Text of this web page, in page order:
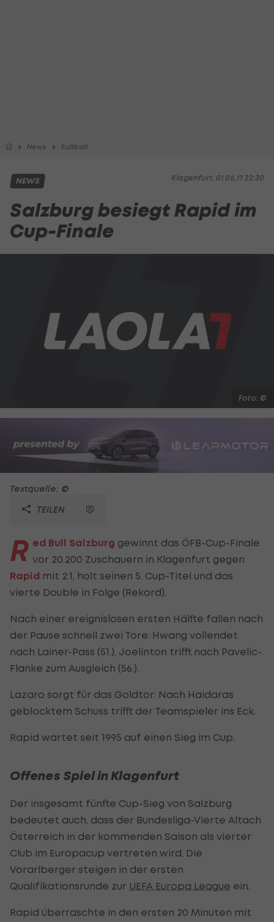
News Fußball
Klagenfurt, 01.06.17 22:30
NEWS
Salzburg besiegt Rapid im
Cup-Finale
Foto: ©
Textquelle: ©
TEILEN
R ed Bull Salzburg gewinnt das ÖFB-Cup-Finale
vor 20.200 Zuschauern in Klagenfurt gegen
Rapid mit 2:1, holt seinen 5. Cup-Titel und das
vierte Double in Folge (Rekord).
Nach einer ereignislosen ersten Hälfte fallen nach
der Pause schnell zwei Tore: Hwang vollendet
nach Lainer-Pass (51.), Joelinton trifft nach Pavelic-
Flanke zum Ausgleich (56.).
Lazaro sorgt für das Goldtor: Nach Haidaras
geblocktem Schuss trifft der Teamspieler ins Eck.
Rapid wartet seit 1995 auf einen Sieg im Cup.
Offenes Spiel in Klagenfurt
Der insgesamt fünfte Cup-Sieg von Salzburg
bedeutet auch, dass der Bundesliga-Vierte Altach
Österreich in der kommenden Saison als vierter
Club im Europacup vertreten wird. Die
Vorarlberger steigen in der ersten
Qualifikationsrunde zur UEFA Europa League ein.
Rapid überraschte in den ersten 20 Minuten mit